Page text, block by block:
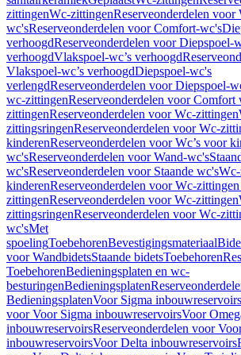
zittingenWc-zittingenReserveonderdelen voor
wc'sReserveonderdelen voor Comfort-wc's
verhoogdReserveonderdelen voor Diepspoel-
verhoogdVlakspoel-wc’s verhoogd
Vlakspoel-wc’s verhoogdDiepspoel-wc's
verlengdReserveonderdelen voor Diepspoel-
wc-zittingenReserveonderdelen voor Comfort
zittingenReserveonderdelen voor Wc-zittingen
zittingsringenReserveonderdelen voor Wc-
kinderenReserveonderdelen voor Wc’s voor
wc'sReserveonderdelen voor Wand-wc's
wc'sReserveonderdelen voor Staande wc's
kinderenReserveonderdelen voor Wc-
zittingenReserveonderdelen voor Wc-zittingen
zittingsringenReserveonderdelen voor Wc-
wc'sMet
spoelingToebehorenBevestigingsmateriaal
voor WandbidetsStaande bidetsToebehoren
ToebehorenBedieningsplaten en wc-
besturingenBedieningsplaten
BedieningsplatenVoor Sigma inbouwreservoirs
voor Voor Sigma inbouwreservoirsVoor
inbouwreservoirsReserveonderdelen voor
inbouwreservoirsVoor Delta inbouwreservoirs